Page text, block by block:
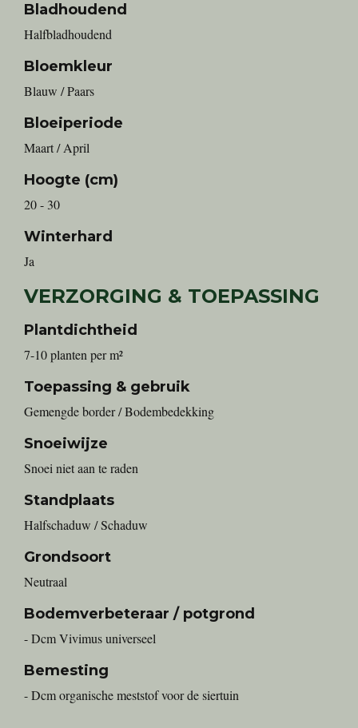
Bladhoudend
Halfbladhoudend
Bloemkleur
Blauw / Paars
Bloeiperiode
Maart / April
Hoogte (cm)
20 - 30
Winterhard
Ja
VERZORGING & TOEPASSING
Plantdichtheid
7-10 planten per m²
Toepassing & gebruik
Gemengde border / Bodembedekking
Snoeiwijze
Snoei niet aan te raden
Standplaats
Halfschaduw / Schaduw
Grondsoort
Neutraal
Bodemverbeteraar / potgrond
- Dcm Vivimus universeel
Bemesting
- Dcm organische meststof voor de siertuin